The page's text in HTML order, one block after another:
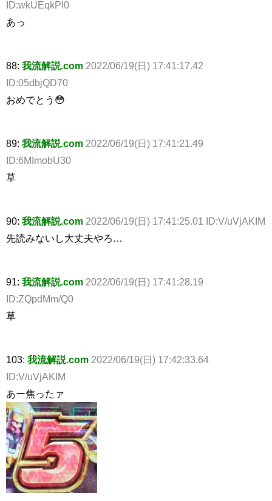
ID:wkUEqkPl0
あっ
88: 我流解説.com 2022/06/19(日) 17:41:17.42
ID:05dbjQD70
おめでとう😳
89: 我流解説.com 2022/06/19(日) 17:41:21.49
ID:6MImobU30
草
90: 我流解説.com 2022/06/19(日) 17:41:25.01 ID:V/uVjAKIM
先読みないし大丈夫やろ…
91: 我流解説.com 2022/06/19(日) 17:41:28.19
ID:ZQpdMm/Q0
草
103: 我流解説.com 2022/06/19(日) 17:42:33.64
ID:V/uVjAKIM
あー焦ったァ